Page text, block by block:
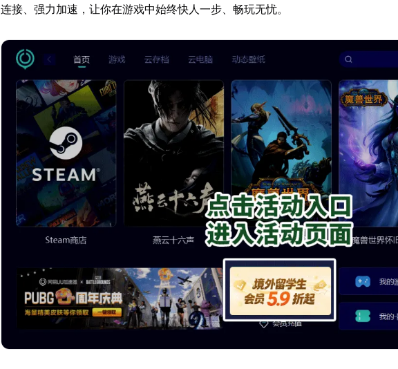
连接、强力加速，让你在游戏中始终快人一步、畅玩无忧。